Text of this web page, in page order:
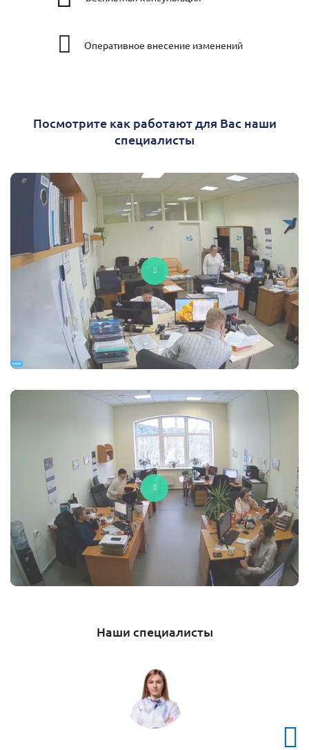
Оперативное внесение изменений
Посмотрите как работают для Вас наши
специалисты
Наши специалисты